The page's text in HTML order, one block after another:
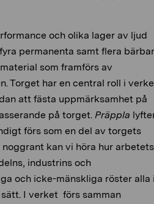
och olika lager av ljud
permanenta samt flera
som framförs av
Torget har en central roll i
att fästa uppmärksamhet på
på torget. Präppla
förs som en del av torgets
kan vi höra hur
industrins och
och icke-mänskliga röster alla
I verket förs samman